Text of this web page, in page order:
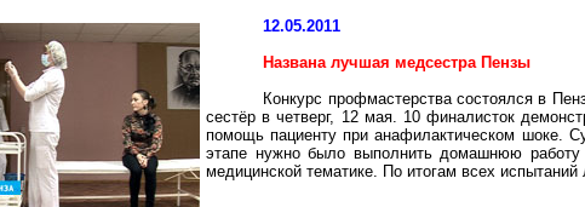
12.05.2011
Названа лучшая медсестра Пензы
Конкурс профмастерства состоялся в
сестёр в четверг, 12 мая. 10 финалисток
помощь пациенту при анафилактическом шоке.
этапе нужно было выполнить домашнюю работу
медицинской тематике. По итогам всех